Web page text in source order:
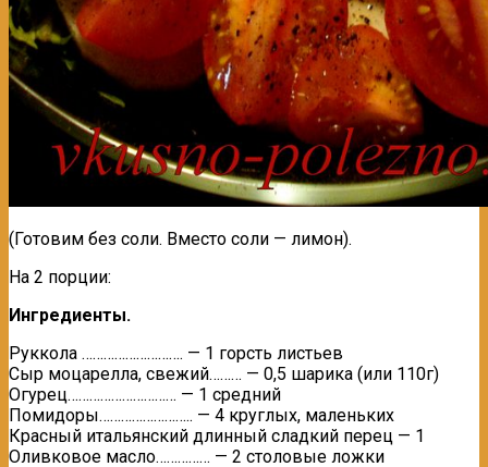
(Готовим без соли. Вместо соли — лимон).
На 2 порции:
Ингредиенты.
Руккола ………………………. — 1 горсть листьев
Сыр моцарелла, свежий……… — 0,5 шарика (или 110г)
Огурец………………………… — 1 средний
Помидоры…………………….. — 4 круглых, маленьких
Красный итальянский длинный сладкий перец — 1
Оливковое масло…………… — 2 столовые ложки